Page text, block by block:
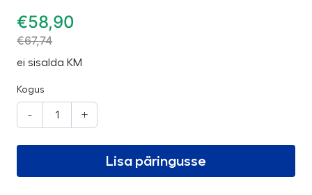
€58,90
€67,74
ei sisalda KM
Kogus
- +
Lisa päringusse